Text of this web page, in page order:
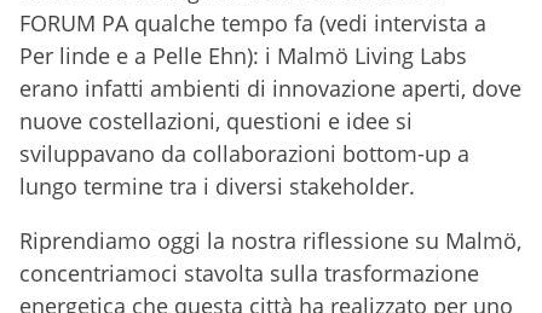
FORUM PA qualche tempo fa (vedi intervista a
Per linde e a Pelle Ehn): i Malmö Living Labs
erano infatti ambienti di innovazione aperti, dove
nuove costellazioni, questioni e idee si
sviluppavano da collaborazioni bottom-up a
lungo termine tra i diversi stakeholder.
Riprendiamo oggi la nostra riflessione su Malmö,
concentriamoci stavolta sulla trasformazione
energetica che questa città ha realizzato per uno